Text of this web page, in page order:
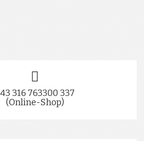
316 763300 337
(Online-Shop)